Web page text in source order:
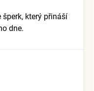
který přináší
dne.